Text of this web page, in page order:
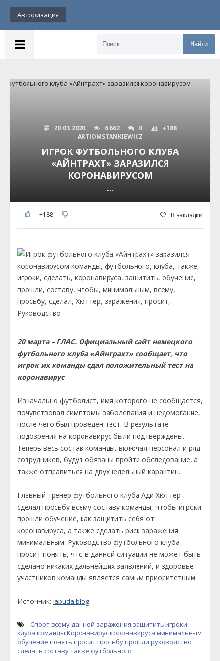
Авторизация
Найти
20.03.2020 6 662 0
+188
ARTIOMSTANKIEWICZ
ИГРОК ФУТБОЛЬНОГО КЛУБА
«АЙНТРАХТ» ЗАРАЗИЛСЯ
КОРОНАВИРУСОМ
---
+188 В закладки
20 марта – ГЛАС. Официальный сайт немецкого
футбольного клуба «Айнтрахт» сообщает, что
игрок их команды сдал положительный тест на
коронавирус
Изначально футболист, имя которого не сообщается,
почувствовал симптомы заболевания и недомогание,
после чего был проведен тест. В результате
подозрения на коронавирус были подтверждены.
Теперь весь состав команды, включая персонал и ряд
сотрудников, будут обязаны пройти обследование, а
также отправиться на двухнедельный карантин.
Главный тренер футбольного клуба Ади Хюттер
сделал просьбу всему составу команды, чтобы игроки
прошли обучение, как защитить себя от
коронавируса, а также сделать риск заражения
минимальным. Руководство футбольного клуба
просит понять, что в данной ситуации не может быть
сделано никаких дальнейших заявлений, и здоровье
участников команды является самым приоритетным.
Источник: labuda.blog
Спортвсему данной заражения защитить игроки
клуба команды Коронавирускоронавируса минимальным
обучение понять проситпросьбупрошли руководство
сделать составутакже футбольного